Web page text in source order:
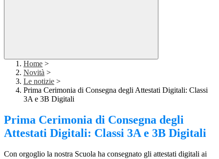
Home >
Novità >
Le notizie >
Prima Cerimonia di Consegna degli Attestati Digitali: Classi
3A e 3B Digitali
Prima Cerimonia di Consegna degli
Attestati Digitali: Classi 3A e 3B Digitali
Con orgoglio la nostra Scuola ha consegnato gli attestati digitali ai